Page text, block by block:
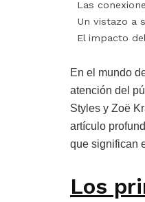
Las
Un vistazo a
El impacto
En el mundo
atención del
Styles y Zoë
artículo
que significan
Los